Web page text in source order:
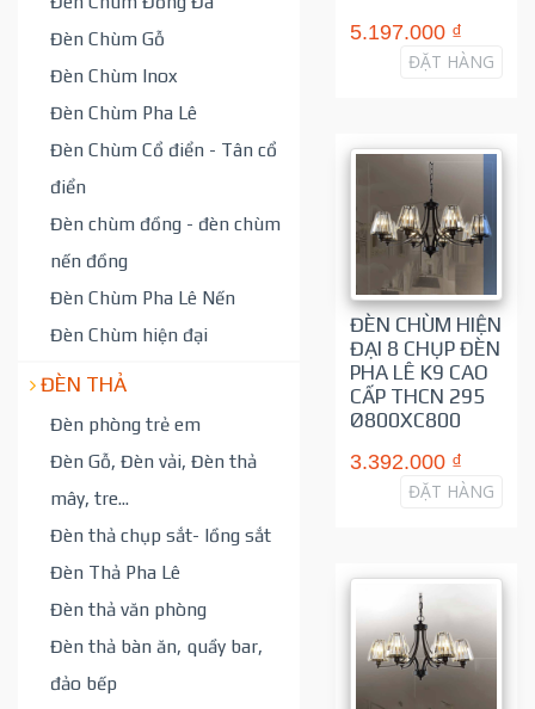
Đèn Chùm Gỗ
Đèn Chùm Inox
Đèn Chùm Pha Lê
Đèn Chùm Cổ điển - Tân cổ
điển
Đèn chùm đồng - đèn chùm
nến đồng
Đèn Chùm Pha Lê Nến
Đèn Chùm hiện đại
ĐÈN THẢ
Đèn phòng trẻ em
Đèn Gỗ, Đèn vải, Đèn thả
mây, tre...
Đèn thả chụp sắt- lồng sắt
Đèn Thả Pha Lê
Đèn thả văn phòng
Đèn thả bàn ăn, quầy bar,
đảo bếp
5.197.000 ₫
ĐẶT HÀNG
ĐÈN CHÙM HIỆN
ĐẠI 8 CHỤP ĐÈN
PHA LÊ K9 CAO
CẤP THCN 295
Ø800XC800
3.392.000 ₫
ĐẶT HÀNG